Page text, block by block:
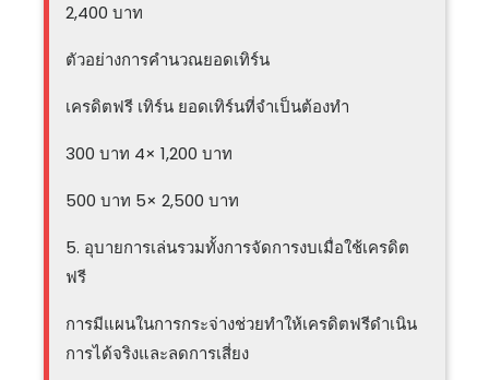
2,400 บาท
ตัวอย่างการคำนวณยอดเทิร์น
เครดิตฟรี เทิร์น ยอดเทิร์นที่จำเป็นต้องทำ
300 บาท 4× 1,200 บาท
500 บาท 5× 2,500 บาท
5. อุบายการเล่นรวมทั้งการจัดการงบเมื่อใช้เครดิต
ฟรี
การมีแผนในการกระจ่างช่วยทำให้เครดิตฟรีดำเนิน
การได้จริงและลดการเสี่ยง